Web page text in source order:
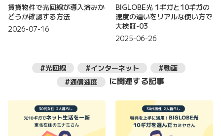
賃貸物件で光回線が導入済みか
どうか確認する方法
2026-07-16
BIGLOBE光 1ギガと10ギガの
速度の違いをリアルな使い方で
大検証-03
2025-06-26
#光回線 #インターネット
#動画
#通信速度
に関連する記事